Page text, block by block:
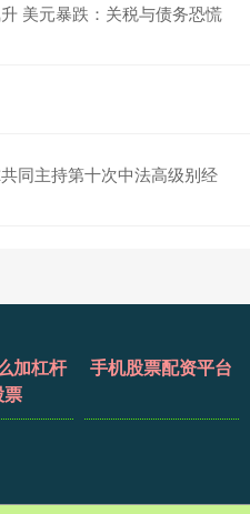
美元暴跌：关税与债务恐慌
同主持第十次中法高级别经
加杠杆
手机股票配资平台